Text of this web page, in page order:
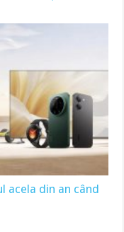
acela din an când